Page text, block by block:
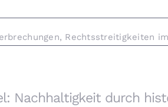
, Rechtsstreitigkeiten
Nachhaltigkeit durch